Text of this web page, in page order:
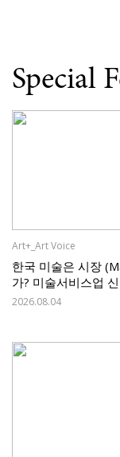
Special
Art+_Art Voice
한국 미술은 시장
가? 미술서비스업
제
2026.08.04